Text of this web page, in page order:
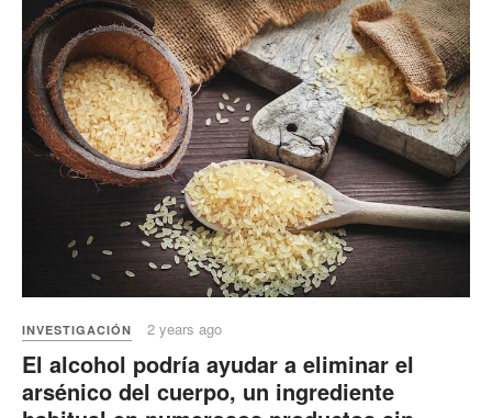
INVESTIGACIÓN 2 years ago
El alcohol podría ayudar a eliminar el
arsénico del cuerpo, un ingrediente